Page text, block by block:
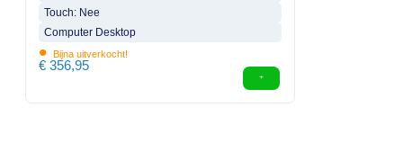
Touch: Nee
Computer Desktop
• Bijna uitverkocht!
€ 356,95